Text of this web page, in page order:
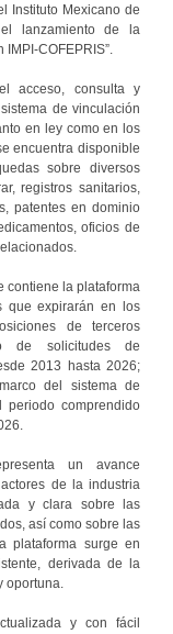
Instituto Mexicano de
lanzamiento de la
COFEPRIS”.
acceso, consulta y
de vinculación
en ley como en los
encuentra disponible
sobre diversos
registros sanitarios,
patentes en dominio
oficios de
contiene la plataforma
que expirarán en los
de terceros
de solicitudes de
2013 hasta 2026;
del sistema de
periodo comprendido
un avance
de la industria
y clara sobre las
así como sobre las
plataforma surge en
derivada de la
oportuna.
y con fácil